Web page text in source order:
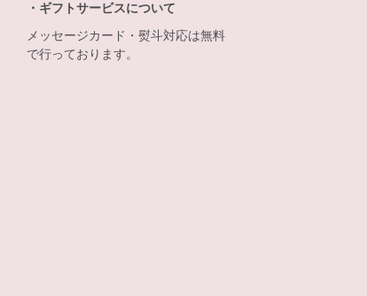
・ギフトサービスについて
メッセージカード・熨斗対応は無料
で行っております。